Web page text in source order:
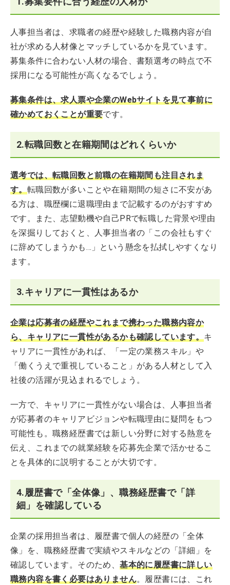
人事担当者は、求職者の経歴や経験した職務内容が自
社が求める人材像とマッチしているかを見ています。
募集条件に合わない人材の場合、書類選考の時点で不
採用になる可能性が高くなるでしょう。
募集条件は、求人票や企業のWebサイトを見て事前に
確かめておくことが重要です。
2.転職回数と在籍期間はどれくらいか
選考では、転職回数と前職の在籍期間も注目されま
す。転職回数が多いことや在籍期間の短さに不安があ
る方は、職歴欄に退職理由まで記載するのがおすすめ
です。また、志望動機や自己PRで転職した背景や理由
を深掘りしておくと、人事担当者の「この会社もすぐ
に辞めてしまうかも…」という懸念を払拭しやすくなり
ます。
3.キャリアに一貫性はあるか
企業は応募者の経歴やこれまで携わった職務内容か
ら、キャリアに一貫性があるかも確認しています。キ
ャリアに一貫性があれば、「一定の業務スキル」や
「働くうえで重視していること」がある人材として入
社後の活躍が見込まれるでしょう。
一方で、キャリアに一貫性がない場合は、人事担当者
が応募者のキャリアビジョンや転職理由に疑問をもつ
可能性も。職務経歴書では新しい分野に対する熱意を
伝え、これまでの就業経験を応募先企業で活かせるこ
とを具体的に説明することが大切です。
4.履歴書で「全体像」、職務経歴書で「詳
細」を確認している
企業の採用担当者は、履歴書で個人の経歴の「全体
像」を、職務経歴書で実績やスキルなどの「詳細」を
確認しています。そのため、基本的に履歴書に詳しい
職務内容を書く必要はありません。履歴書には、これ